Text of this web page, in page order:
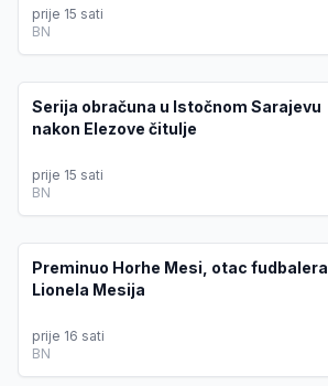
prije 15 sati
BN
Serija obračuna u Istočnom Sarajevu
nakon Elezove čitulje
prije 15 sati
BN
Preminuo Horhe Mesi, otac fudbalera
Lionela Mesija
prije 16 sati
BN